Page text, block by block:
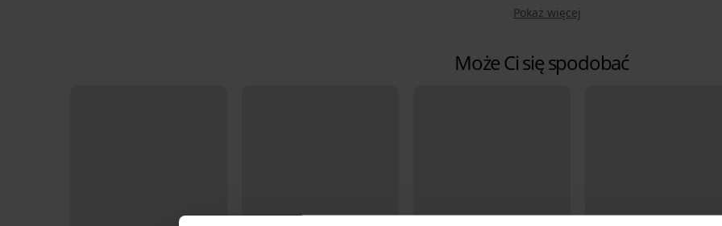
Pokaż więcej
Może Ci się spodobać